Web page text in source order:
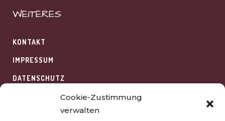
Cookie-Zustimmung
verwalten
WEITERES
KONTAKT
IMPRESSUM
DATENSCHUTZ
HAFTUNGSAUSSCHLUSS
WIDERRUFSBELEHRUNG